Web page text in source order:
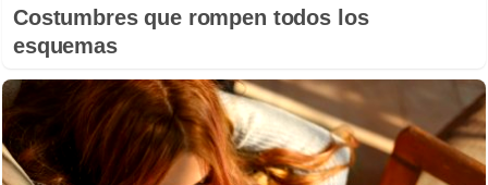
Costumbres que rompen todos los
esquemas